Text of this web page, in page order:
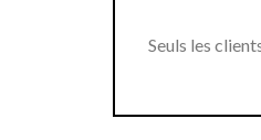
Seuls les